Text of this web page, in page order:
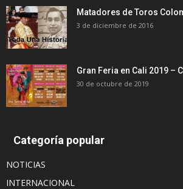
Matadores de Toros
3 de diciembre de 2016
Gran Feria en Cali 2019 –
30 de octubre de 2019
Categoría popular
NOTICIAS
INTERNACIONAL